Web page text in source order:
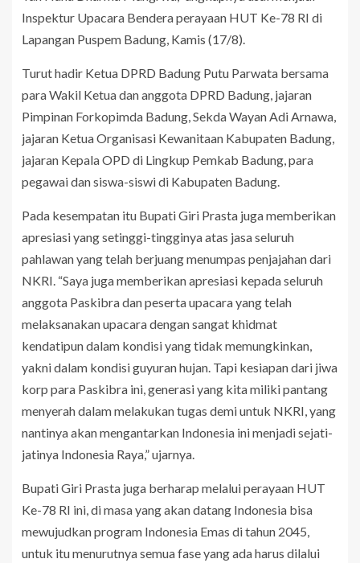
Inspektur Upacara Bendera perayaan HUT Ke-78 RI di
Lapangan Puspem Badung, Kamis (17/8).
Turut hadir Ketua DPRD Badung Putu Parwata bersama
para Wakil Ketua dan anggota DPRD Badung, jajaran
Pimpinan Forkopimda Badung, Sekda Wayan Adi Arnawa,
jajaran Ketua Organisasi Kewanitaan Kabupaten Badung,
jajaran Kepala OPD di Lingkup Pemkab Badung, para
pegawai dan siswa-siswi di Kabupaten Badung.
Pada kesempatan itu Bupati Giri Prasta juga memberikan
apresiasi yang setinggi-tingginya atas jasa seluruh
pahlawan yang telah berjuang menumpas penjajahan dari
NKRI. “Saya juga memberikan apresiasi kepada seluruh
anggota Paskibra dan peserta upacara yang telah
melaksanakan upacara dengan sangat khidmat
kendatipun dalam kondisi yang tidak memungkinkan,
yakni dalam kondisi guyuran hujan. Tapi kesiapan dari jiwa
korp para Paskibra ini, generasi yang kita miliki pantang
menyerah dalam melakukan tugas demi untuk NKRI, yang
nantinya akan mengantarkan Indonesia ini menjadi sejati-
jatinya Indonesia Raya,” ujarnya.
Bupati Giri Prasta juga berharap melalui perayaan HUT
Ke-78 RI ini, di masa yang akan datang Indonesia bisa
mewujudkan program Indonesia Emas di tahun 2045,
untuk itu menurutnya semua fase yang ada harus dilalui